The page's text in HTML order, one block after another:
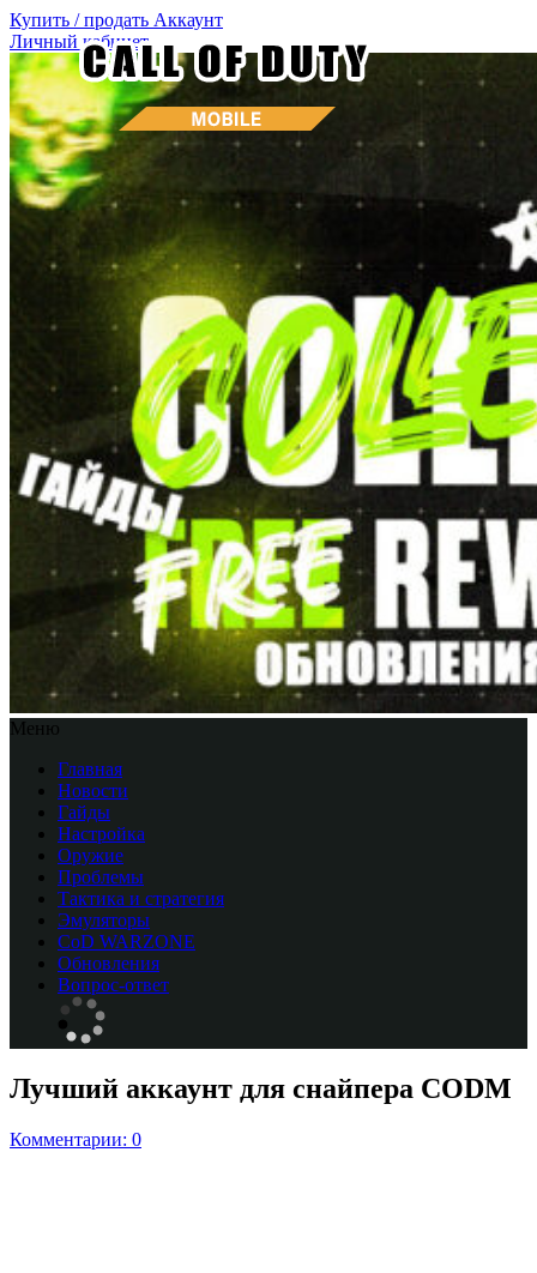
Купить / продать Аккаунт
Личный кабинет
Меню
Главная
Новости
Гайды
Настройка
Оружие
Проблемы
Тактика и стратегия
Эмуляторы
CоD WARZONE
Обновления
Вопрос-ответ
Лучший аккаунт для снайпера CODM
Комментарии: 0